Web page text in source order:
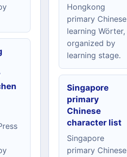
Hongkong
primary Chinese
learning Wörter,
organized by
learning stage.
Singapore
primary
Chinese
character list
Singapore
primary Chinese